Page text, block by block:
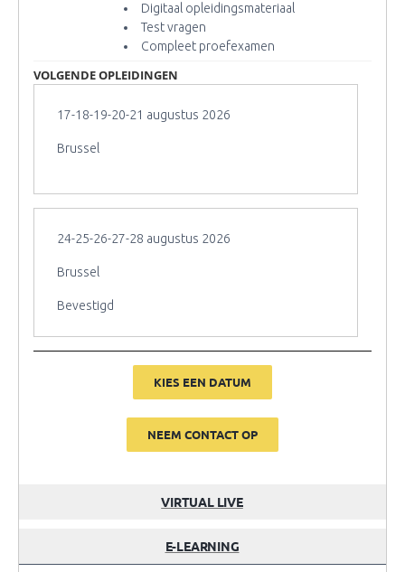
Digitaal opleidingsmateriaal
Test vragen
Compleet proefexamen
VOLGENDE OPLEIDINGEN
17-18-19-20-21 augustus 2026
Brussel
24-25-26-27-28 augustus 2026
Brussel
Bevestigd
KIES EEN DATUM
NEEM CONTACT OP
VIRTUAL LIVE
E-LEARNING